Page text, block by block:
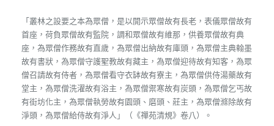
「叢林之設要之本為眾僧，是以開示眾僧故有長老，表儀眾僧故有
首座，荷負眾僧故有監院，調和眾僧故有維那，供養眾僧故有典
座，為眾僧作務故有直歲，為眾僧出納故有庫頭，為眾僧主典翰墨
故有書狀，為眾僧守護聖教故有藏主，為眾僧迎待故有知客，為眾
僧召請故有侍者，為眾僧看守衣缽故有寮主，為眾僧供侍湯藥故有
堂主，為眾僧洗濯故有浴主，為眾僧禦寒故有炭頭，為眾僧乞丐故
有街坊化主，為眾僧執勞故有園頭、磨頭、莊主，為眾僧滌除故有
淨頭，為眾僧給侍故有淨人」（《禪苑清規》卷八）。